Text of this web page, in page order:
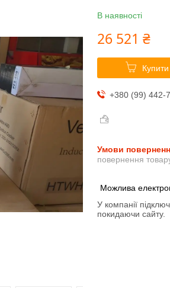
В наявності
26 521 ₴
Купити
+380 (99) 442-
повернення
У компанії
покидаючи сайту.